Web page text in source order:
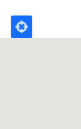
Poligono
GEO